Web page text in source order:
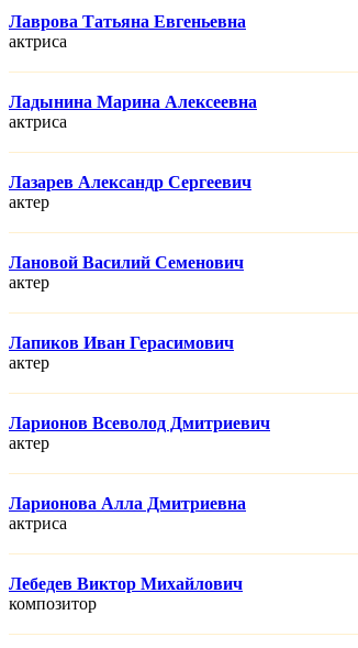
Лаврова Татьяна Евгеньевна
актриса
Ладынина Марина Алексеевна
актриса
Лазарев Александр Сергеевич
актер
Лановой Василий Семенович
актер
Лапиков Иван Герасимович
актер
Ларионов Всеволод Дмитриевич
актер
Ларионова Алла Дмитриевна
актриса
Лебедев Виктор Михайлович
композитор